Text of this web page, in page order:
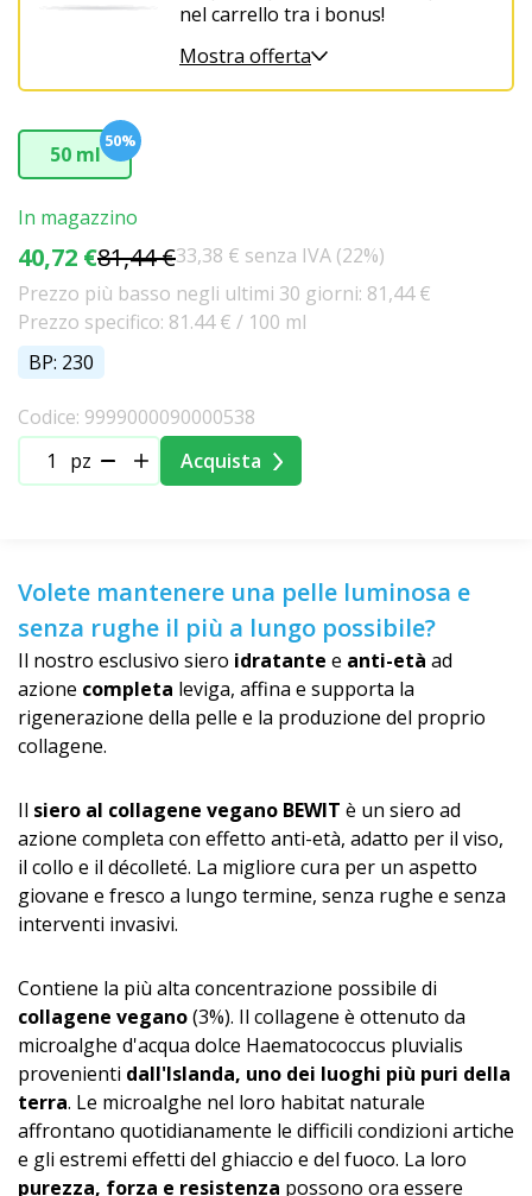
nel carrello tra i bonus!
Mostra offerta
50 ml
50%
In magazzino
40,72 €81,44 €33,38 € senza IVA (22%)
Prezzo più basso negli ultimi 30 giorni: 81,44 €
Prezzo specifico: 81.44 € / 100 ml
BP: 230
Codice: 9999000090000538
pz
Acquista
Volete mantenere una pelle luminosa e
senza rughe il più a lungo possibile?
Il nostro esclusivo siero idratante e anti-età ad
azione completa leviga, affina e supporta la
rigenerazione della pelle e la produzione del proprio
collagene.
Il siero al collagene vegano BEWIT è un siero ad
azione completa con effetto anti-età, adatto per il viso,
il collo e il décolleté. La migliore cura per un aspetto
giovane e fresco a lungo termine, senza rughe e senza
interventi invasivi.
Contiene la più alta concentrazione possibile di
collagene vegano(3%). Il collagene è ottenuto da
microalghe d'acqua dolce Haematococcus pluvialis
provenienti dall'Islanda, uno dei luoghi più puri della
terra. Le microalghe nel loro habitat naturale
affrontano quotidianamente le difficili condizioni artiche
e gli estremi effetti del ghiaccio e del fuoco. La loro
purezza, forza e resistenza possono ora essere